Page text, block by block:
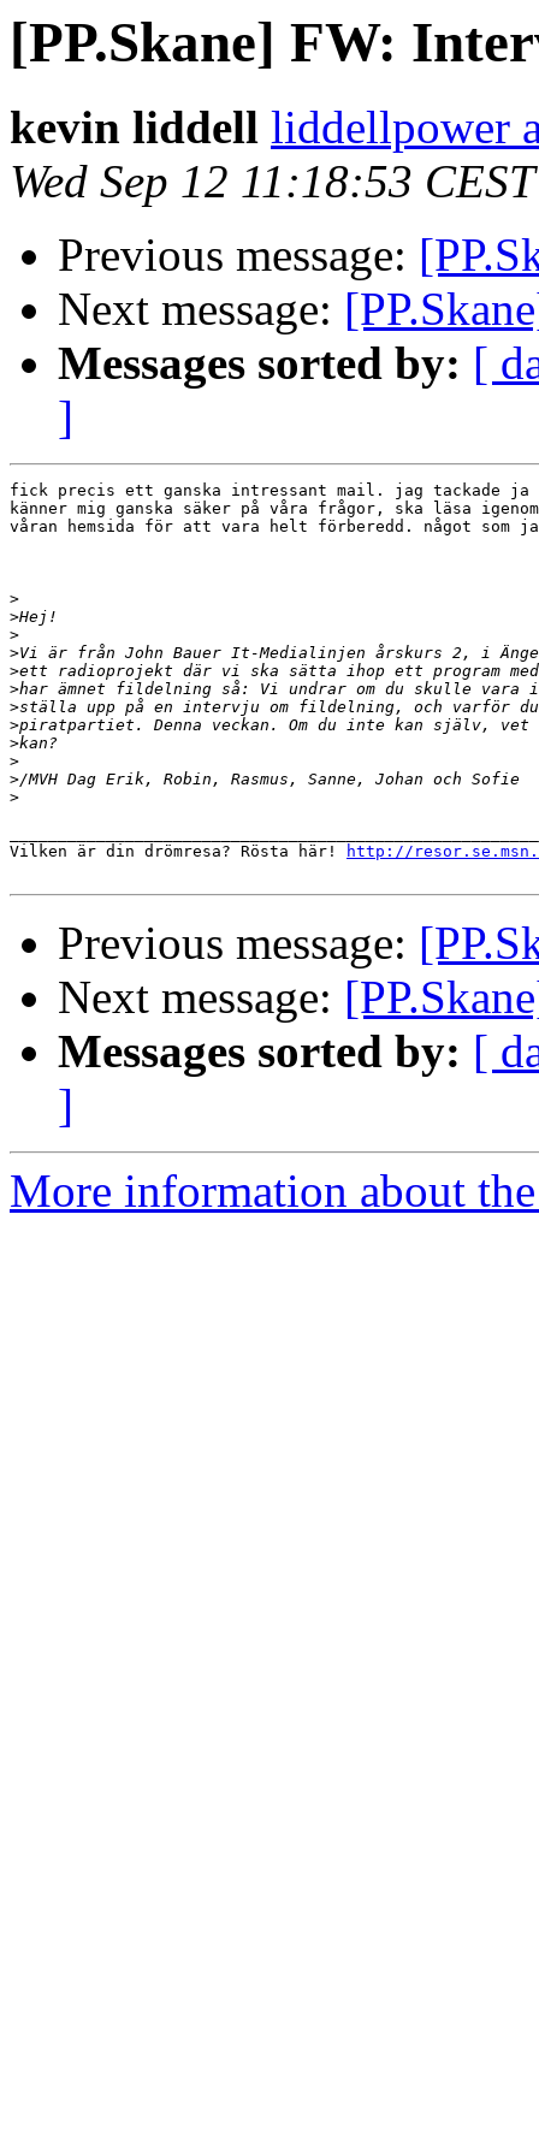
[PP.Skane] FW:
kevin liddell liddellpower
Wed Sep 12 11:18:53
Previous message:
Next message:
Messages sorted by: [
]
fick precis ett ganska intressant mail. jag
känner mig ganska säker på våra frågor, ska läsa
våran hemsida för att vara helt förberedd. något som
>
>
>
>
>
>
>
>
>
>
>
>
Vilken är din drömresa? Rösta här!
http://
Previous message:
Next message:
Messages sorted by: [
]
More information about